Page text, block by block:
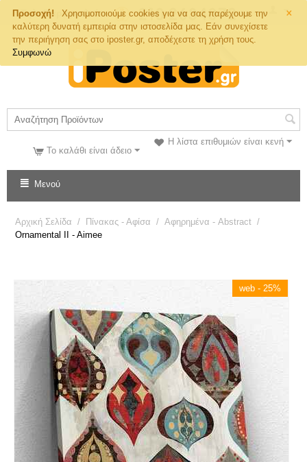
×
Προσοχή!
Χρησιμοποιούμε cookies για να σας παρέχουμε την
καλύτερη δυνατή εμπειρία στην ιστοσελίδα μας. Εάν συνεχίσετε
την περιήγηση σας στο iposter.gr, αποδέχεστε τη χρήση τους.
Συμφωνώ
Τηλ. Παραγγελιών
Η λίστα επιθυμιών είναι κενή
Το καλάθι είναι άδειο
Μενού
Αρχική Σελίδα / Πίνακας - Αφίσα / Αφηρημένα - Abstract /
Ornamental II - Aimee
web - 25%